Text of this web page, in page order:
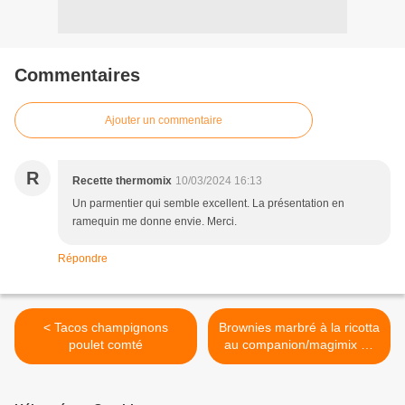
Commentaires
Ajouter un commentaire
R Recette thermomix 10/03/2024 16:13
Un parmentier qui semble excellent. La présentation en
ramequin me donne envie. Merci.
Répondre
< Tacos champignons
poulet comté
Brownies marbré à la ricotta
au companion/magimix ou
sans robot >